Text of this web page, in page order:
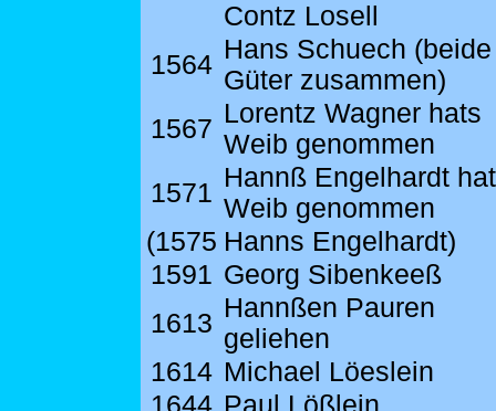
Contz Losell
1564
Hans Schuech (beide
Güter zusammen)
1567
Lorentz Wagner hats
Weib genommen
1571
Hannß Engelhardt
Weib genommen
(1575 Hanns Engelhardt)
1591 Georg Sibenkeeß
1613
Hannßen Pauren
geliehen
1614 Michael Löeslein
1644 Paul Lößlein